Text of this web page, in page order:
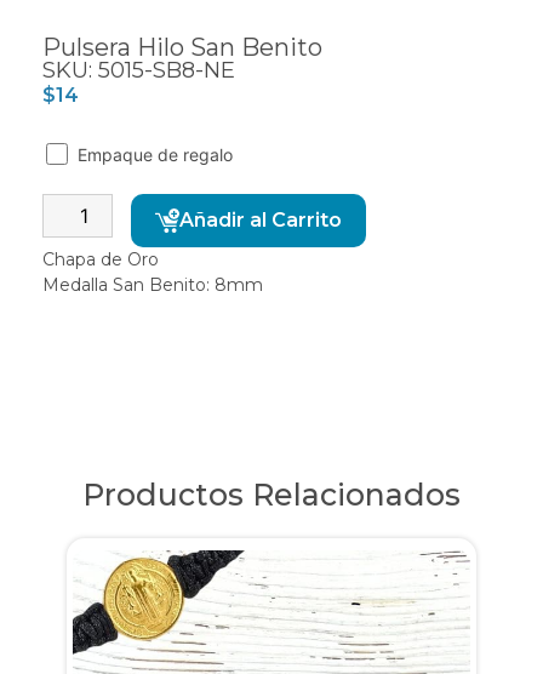
Pulsera Hilo San Benito
SKU: 5015-SB8-NE
$14
Empaque de regalo
Añadir al Carrito
Chapa de Oro
Medalla San Benito: 8mm
Productos Relacionados